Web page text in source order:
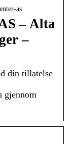
as
– Alta
–
din tillatelse
gjennom